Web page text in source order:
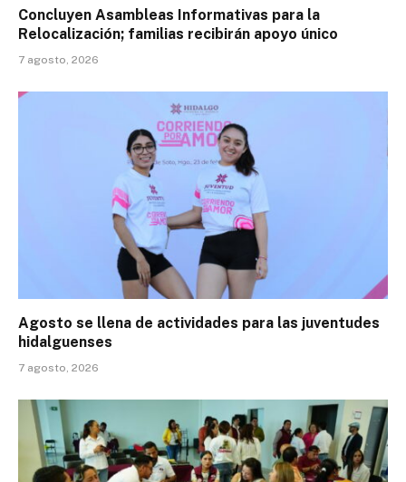
Concluyen Asambleas Informativas para la
Relocalización; familias recibirán apoyo único
7 agosto, 2026
Agosto se llena de actividades para las juventudes
hidalguenses
7 agosto, 2026